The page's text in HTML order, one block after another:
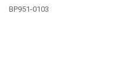
BP951-0103